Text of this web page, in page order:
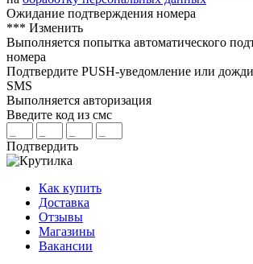
Ожидание подтверждения номера
*** Изменить
Выполняется попытка автоматического
номера
Подтвердите PUSH-уведомление или
SMS
Выполняется авторизация
Введите код из смс
Подтвердить
Как купить
Доставка
Отзывы
Магазины
Вакансии